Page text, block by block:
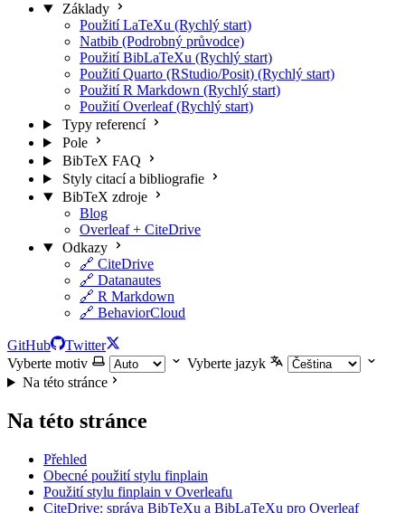
Základy
Použití LaTeXu (Rychlý start)
Natbib (Podrobný průvodce)
Použití BibLaTeXu (Rychlý start)
Použití Quarto (RStudio/Posit) (Rychlý start)
Použití R Markdown (Rychlý start)
Použití Overleaf (Rychlý start)
Typy referencí
Pole
BibTeX FAQ
Styly citací a bibliografie
BibTeX zdroje
Blog
Overleaf + CiteDrive
Odkazy
🔗 CiteDrive
🔗 Datanautes
🔗 R Markdown
🔗 BehaviorCloud
GitHub
Twitter
Vyberte motiv
Vyberte jazyk
Na této stránce
Na této stránce
Přehled
Obecné použití stylu finplain
Použití stylu finplain v Overleafu
CiteDrive: správa BibTeXu a BibLaTeXu pro Overleaf